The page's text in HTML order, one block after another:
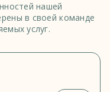
нашей
в своей команде
услуг.